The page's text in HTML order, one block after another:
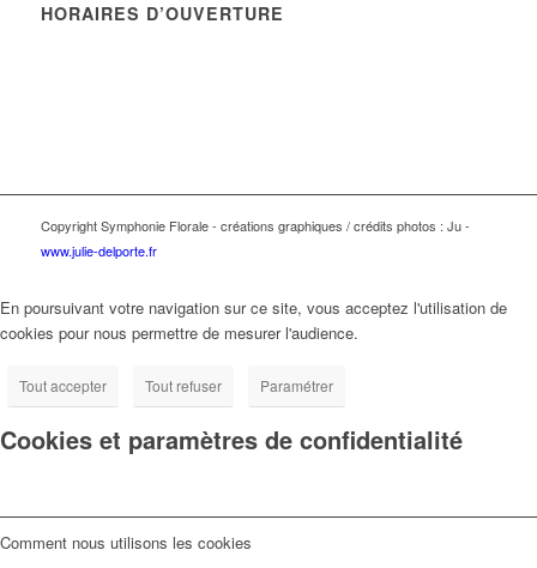
HORAIRES D’OUVERTURE
Copyright Symphonie Florale - créations graphiques / crédits photos : Ju -
www.julie-delporte.fr
En poursuivant votre navigation sur ce site, vous acceptez l'utilisation de
cookies pour nous permettre de mesurer l'audience.
Tout accepter Tout refuser Paramétrer
Cookies et paramètres de confidentialité
Comment nous utilisons les cookies